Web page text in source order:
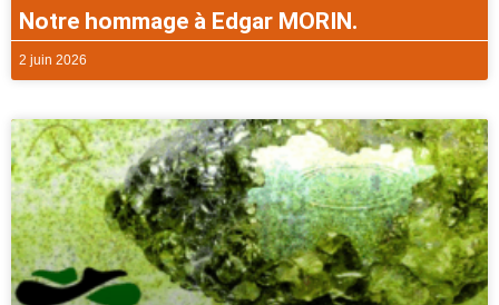
Notre hommage à Edgar MORIN.
2 juin 2026